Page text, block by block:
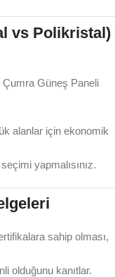
vs Polikristal)
Çumra Güneş Paneli
alanlar için ekonomik
yapmalısınız.
sahip olması,
olduğunu kanıtlar.